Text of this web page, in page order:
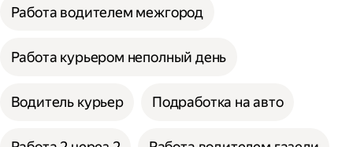
Работа водителем межгород
Работа курьером неполный день
Водитель курьер Подработка на авто